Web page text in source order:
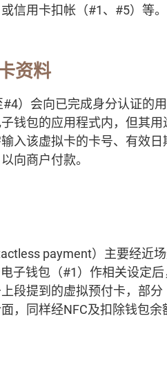
信用卡扣帐（#1、#5）等。
资料
）会向已完成身分认证的
钱包的应用程式内，但其
入该虚拟卡的卡号、有效
向商户付款。
payment）主要经近
子钱包（#1）作相关设定
段提到的虚拟预付卡，部
，同样经NFC及扣除钱包余